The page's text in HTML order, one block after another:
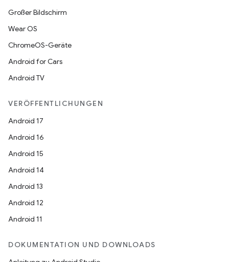
Großer Bildschirm
Wear OS
ChromeOS-Geräte
Android for Cars
Android TV
VERÖFFENTLICHUNGEN
Android 17
Android 16
Android 15
Android 14
Android 13
Android 12
Android 11
DOKUMENTATION UND DOWNLOADS